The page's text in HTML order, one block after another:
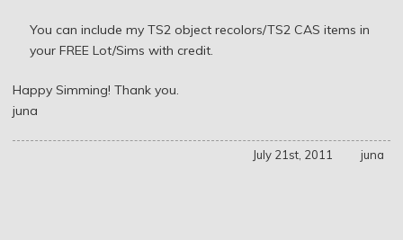
You can include my TS2 object recolors/TS2 CAS items in
your FREE Lot/Sims with credit.
Happy Simming! Thank you.
juna
July 21st, 2011 juna